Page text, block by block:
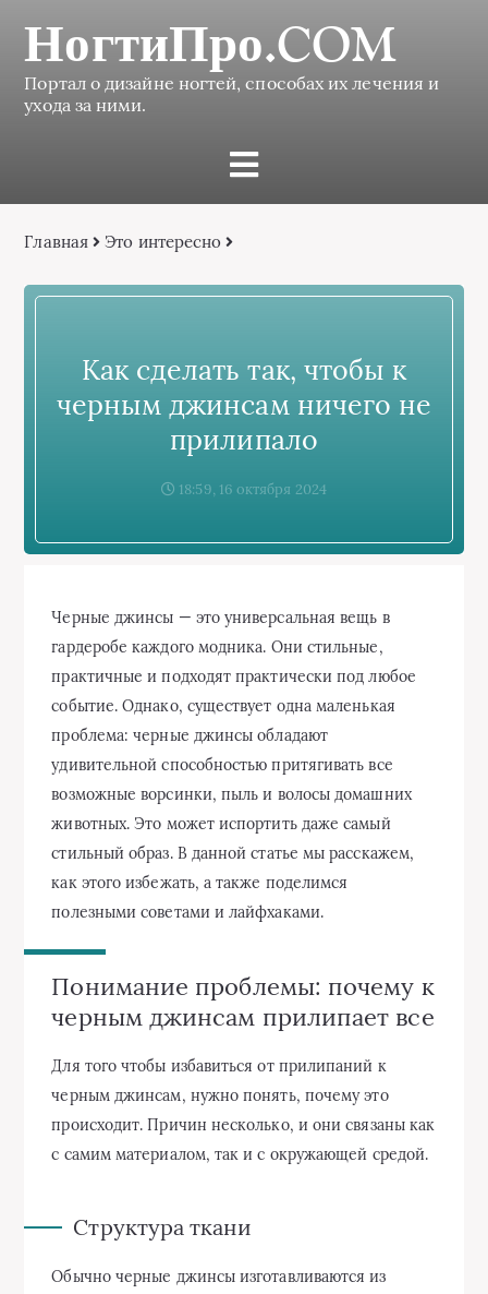
НогтиПро.COM
Портал о дизайне ногтей, способах их лечения и
ухода за ними.
Главная Это интересно
Как сделать так, чтобы к
черным джинсам ничего не
прилипало
18:59, 16 октября 2024
Черные джинсы — это универсальная вещь в
гардеробе каждого модника. Они стильные,
практичные и подходят практически под любое
событие. Однако, существует одна маленькая
проблема: черные джинсы обладают
удивительной способностью притягивать все
возможные ворсинки, пыль и волосы домашних
животных. Это может испортить даже самый
стильный образ. В данной статье мы расскажем,
как этого избежать, а также поделимся
полезными советами и лайфхаками.
Понимание проблемы: почему к
черным джинсам прилипает все
Для того чтобы избавиться от прилипаний к
черным джинсам, нужно понять, почему это
происходит. Причин несколько, и они связаны как
с самим материалом, так и с окружающей средой.
Структура ткани
Обычно черные джинсы изготавливаются из